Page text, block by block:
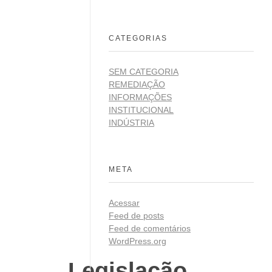
CATEGORIAS
SEM CATEGORIA
REMEDIAÇÃO
INFORMAÇÕES
INSTITUCIONAL
INDÚSTRIA
META
Acessar
Feed de posts
Feed de comentários
WordPress.org